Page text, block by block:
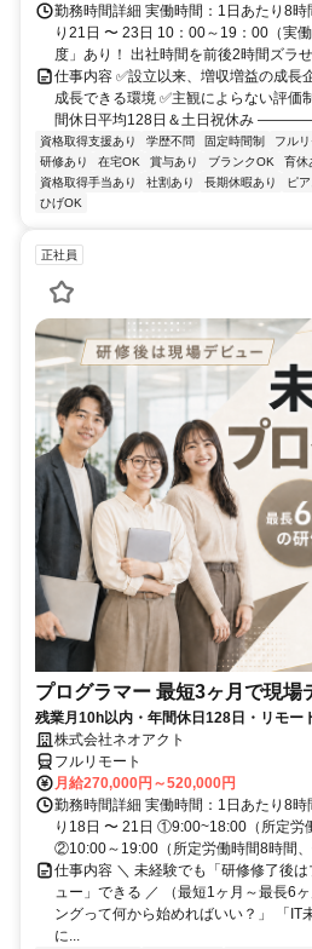
勤務時間詳細 実働時間：1日あたり8
り21日 〜 23日 10：00～19：00（実
度」あり！ 出社時間を前後2時間ズラ
仕事内容 ✅設立以来、増収増益の成長
成長できる環境 ✅主観によらない評価
間休日平均128日＆土日祝休み
資格取得支援あり 学歴不問 固定時間制 フル
研修あり
在宅OK 賞与あり ブランクOK 育休
資格取得手当あり
社割あり 長期休暇あり ピ
ひげOK
正社員
プログラマー 最短3ヶ月で現場
残業月10h以内・年間休日128日・リモー
株式会社ネオアクト
フルリモート
月給270,000円～520,000円
勤務時間詳細 実働時間：1日あたり8
り18日 〜 21日 ①9:00~18:00（所定労
②10:00～19:00（所定労働時間8時間
仕事内容 ＼ 未経験でも「研修修了後
ュー」できる ／ （最短1ヶ月～最長6
ングって何から始めればいい？」 「IT
に...